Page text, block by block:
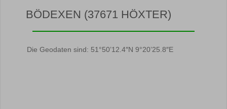
BÖDEXEN (37671 HÖXTER)
Die Geodaten sind: 51°50’12.4″N 9°20’25.8″E